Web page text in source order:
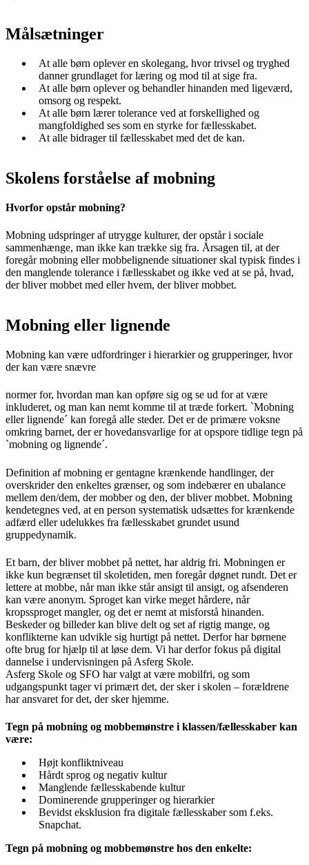
Målsætninger
At alle børn oplever en skolegang, hvor trivsel og tryghed
danner grundlaget for læring og mod til at sige fra.
At alle børn oplever og behandler hinanden med ligeværd,
omsorg og respekt.
At alle børn lærer tolerance ved at forskellighed og
mangfoldighed ses som en styrke for fællesskabet.
At alle bidrager til fællesskabet med det de kan.
Skolens forståelse af mobning
Hvorfor opstår mobning?
Mobning udspringer af utrygge kulturer, der opstår i sociale
sammenhænge, man ikke kan trække sig fra. Årsagen til, at der
foregår mobning eller mobbelignende situationer skal typisk findes i
den manglende tolerance i fællesskabet og ikke ved at se på, hvad,
der bliver mobbet med eller hvem, der bliver mobbet.
Mobning eller lignende
Mobning kan være udfordringer i hierarkier og grupperinger, hvor
der kan være snævre
normer for, hvordan man kan opføre sig og se ud for at være
inkluderet, og man kan nemt komme til at træde forkert. `Mobning
eller lignende´ kan foregå alle steder. Det er de primære voksne
omkring barnet, der er hovedansvarlige for at opspore tidlige tegn på
`mobning og lignende´.
Definition af mobning er gentagne krænkende handlinger, der
overskrider den enkeltes grænser, og som indebærer en ubalance
mellem den/dem, der mobber og den, der bliver mobbet. Mobning
kendetegnes ved, at en person systematisk udsættes for krænkende
adfærd eller udelukkes fra fællesskabet grundet usund
gruppedynamik.
Et barn, der bliver mobbet på nettet, har aldrig fri. Mobningen er
ikke kun begrænset til skoletiden, men foregår døgnet rundt. Det er
lettere at mobbe, når man ikke står ansigt til ansigt, og afsenderen
kan være anonym. Sproget kan virke meget hårdere, når
kropssproget mangler, og det er nemt at misforstå hinanden.
Beskeder og billeder kan blive delt og set af rigtig mange, og
konflikterne kan udvikle sig hurtigt på nettet. Derfor har børnene
ofte brug for hjælp til at løse dem. Vi har derfor fokus på digital
dannelse i undervisningen på Asferg Skole.
Asferg Skole og SFO har valgt at være mobilfri, og som
udgangspunkt tager vi primært det, der sker i skolen – forældrene
har ansvaret for det, der sker hjemme.
Tegn på mobning og mobbemønstre i klassen/fællesskaber kan
være:
Højt konfliktniveau
Hårdt sprog og negativ kultur
Manglende fællesskabende kultur
Dominerende grupperinger og hierarkier
Bevidst eksklusion fra digitale fællesskaber som f.eks.
Snapchat.
Tegn på mobning og mobbemønstre hos den enkelte: